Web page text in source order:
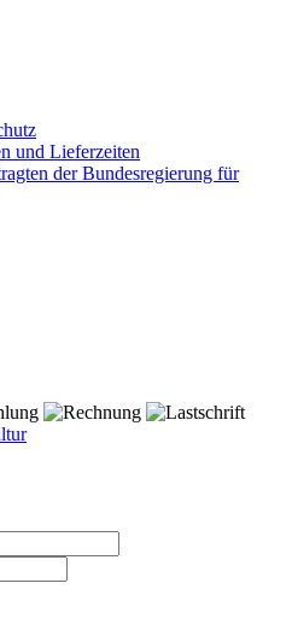
und Lieferzeiten
der Bundesregierung für